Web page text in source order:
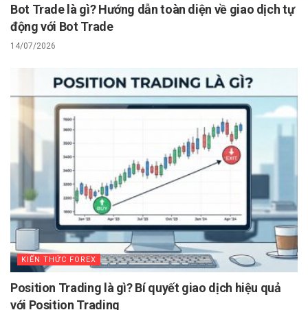
Bot Trade là gì? Hướng dẫn toàn diện về giao dịch tự
động với Bot Trade
14/07/2026
KIẾN THỨC FOREX
Position Trading là gì? Bí quyết giao dịch hiệu quả
với Position Trading